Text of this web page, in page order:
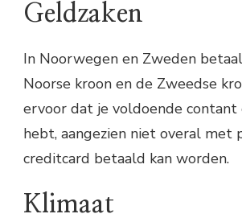
Geldzaken
In Noorwegen en Zweden
Noorse kroon en de Zweedse
ervoor dat je voldoende
hebt, aangezien niet overal met
creditcard betaald kan worden.
Klimaat